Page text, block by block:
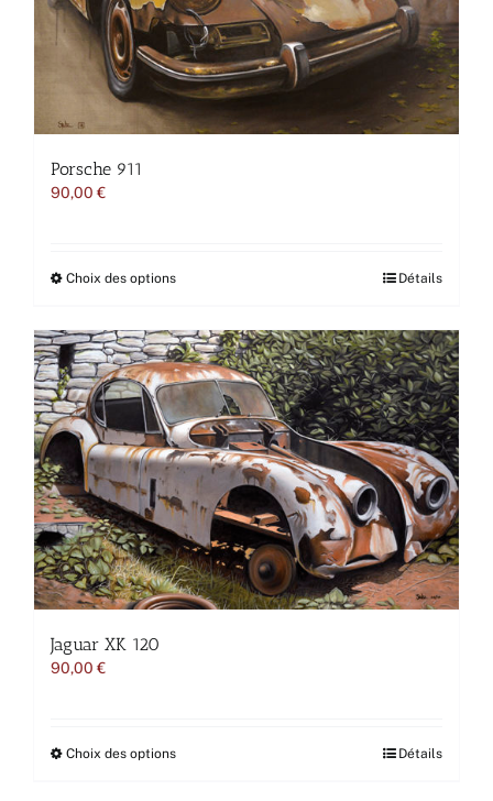
Porsche 911
90,00 €
Choix des optionsCe
plusieurs
variations.
Les
options
peuvent
être
choisies
sur
la
page
du
produit
Détails
Jaguar XK 120
90,00 €
Choix des optionsCe
Détails